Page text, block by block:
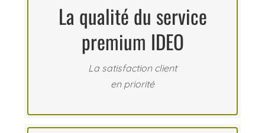
La qualité du service
premium IDEO
La satisfaction client
en priorité